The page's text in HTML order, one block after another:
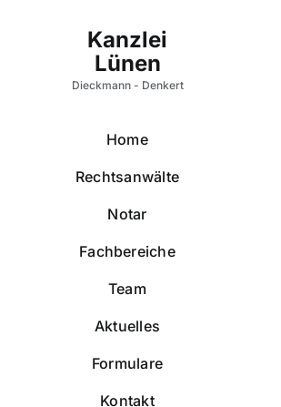
Home
Rechtsanwälte
Notar
Fachbereiche
Team
Aktuelles
Formulare
Kontakt